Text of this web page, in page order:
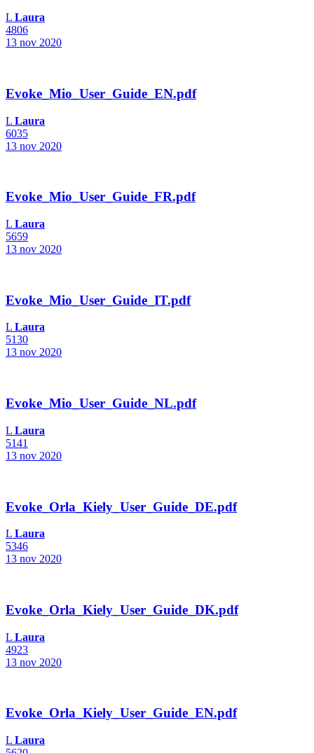
L Laura
4806
13 nov 2020
Evoke_Mio_User_Guide_EN.pdf
L Laura
6035
13 nov 2020
Evoke_Mio_User_Guide_FR.pdf
L Laura
5659
13 nov 2020
Evoke_Mio_User_Guide_IT.pdf
L Laura
5130
13 nov 2020
Evoke_Mio_User_Guide_NL.pdf
L Laura
5141
13 nov 2020
Evoke_Orla_Kiely_User_Guide_DE.pdf
L Laura
5346
13 nov 2020
Evoke_Orla_Kiely_User_Guide_DK.pdf
L Laura
4923
13 nov 2020
Evoke_Orla_Kiely_User_Guide_EN.pdf
L Laura